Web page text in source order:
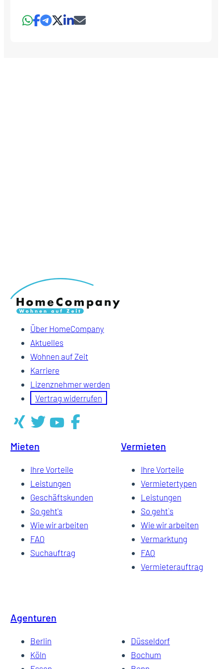
Über HomeCompany
Aktuelles
Wohnen auf Zeit
Karriere
Lizenznehmer werden
Vertrag widerrufen
Mieten
Ihre Vorteile
Leistungen
Geschäftskunden
So geht's
Wie wir arbeiten
FAQ
Suchauftrag
Vermieten
Ihre Vorteile
Vermietertypen
Leistungen
So geht`s
Wie wir arbeiten
Vermarktung
FAQ
Vermieterauftrag
Agenturen
Berlin
Düsseldorf
Köln
Bochum